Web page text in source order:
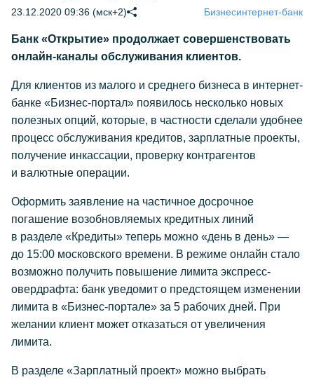
23.12.2020 09:36 (мск+2) Бизнесинтернет-банк
Банк «Открытие» продолжает совершенствовать
онлайн-каналы обслуживания клиентов.
Для клиентов из малого и среднего бизнеса в интернет-
банке «Бизнес-портал» появилось несколько новых
полезных опций, которые, в частности сделали удобнее
процесс обслуживания кредитов, зарплатные проекты,
получение инкассации, проверку контрагентов
и валютные операции.
Оформить заявление на частичное досрочное
погашение возобновляемых кредитных линий
в разделе «Кредиты» теперь можно «день в день» —
до 15:00 московского времени. В режиме онлайн стало
возможно получить повышение лимита экспресс-
овердрафта: банк уведомит о предстоящем изменении
лимита в «Бизнес-портале» за 5 рабочих дней. При
желании клиент может отказаться от увеличения
лимита.
В разделе «Зарплатный проект» можно выбрать